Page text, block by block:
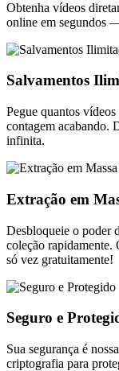
Obtenha vídeos
online em segundos
Salvamentos
Pegue quantos
contagem acabando.
infinita.
Extração em
Desbloqueie o poder
coleção rapidamente.
só vez gratuitamente!
Seguro e
Sua segurança é
criptografia para